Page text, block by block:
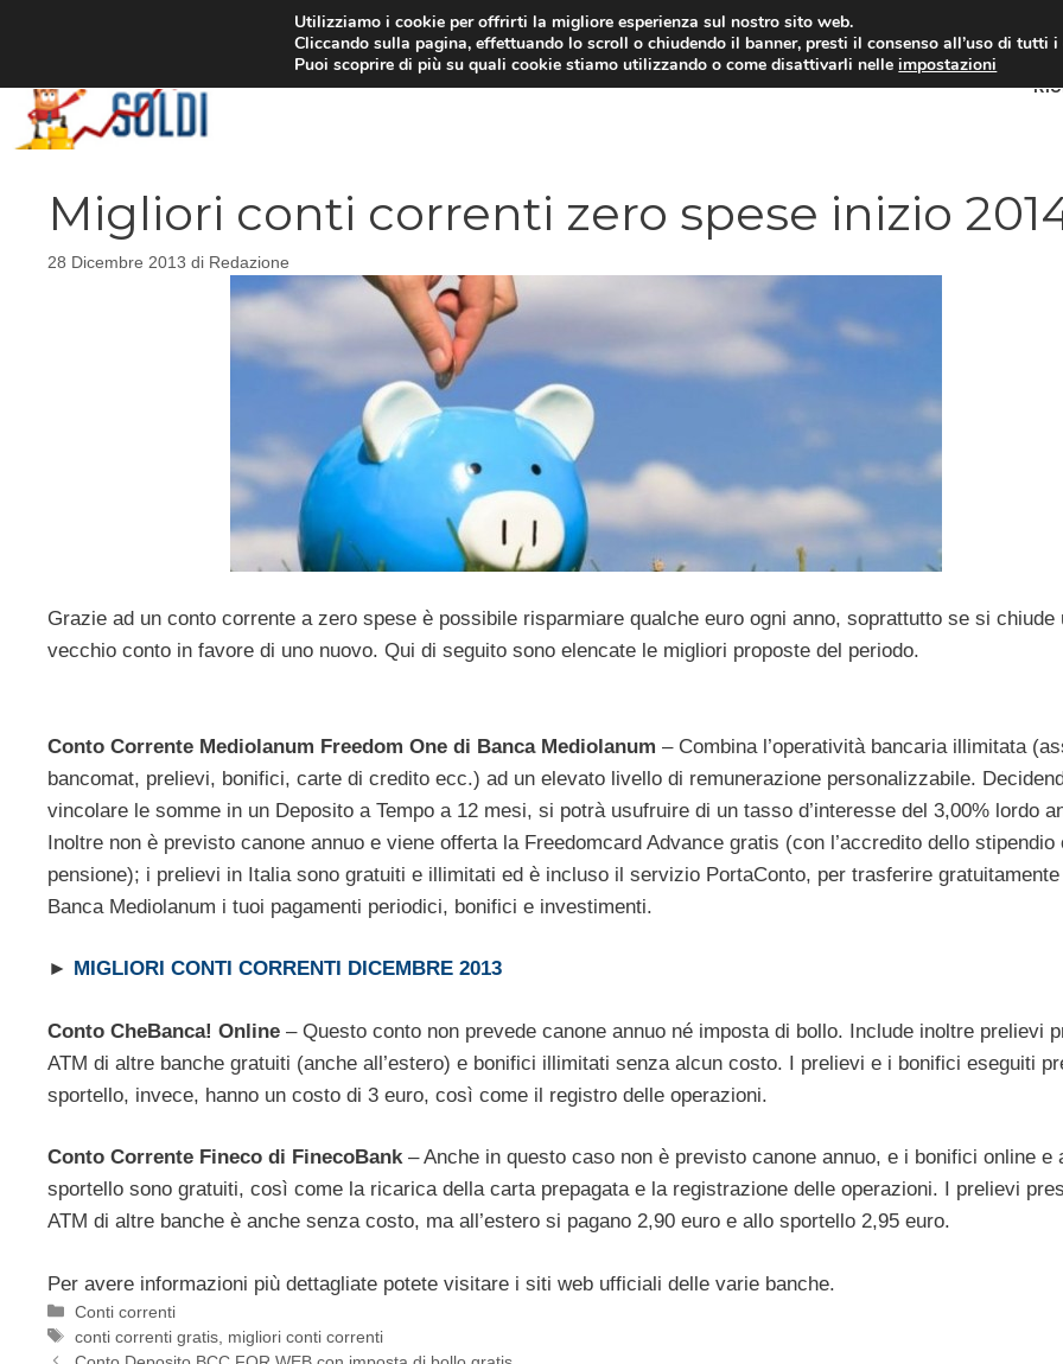
Migliori conti correnti zero spese inizio
28 Dicembre 2013 di Redazione
Grazie ad un conto corrente a zero spese è possibile risparmiare qualche euro ogni anno, soprattutto se si chiude
vecchio conto in favore di uno nuovo. Qui di seguito sono elencate le migliori proposte del periodo.
Conto Corrente Mediolanum Freedom One di Banca Mediolanum – Combina l’operatività bancaria illimitata
bancomat, prelievi, bonifici, carte di credito ecc.) ad un elevato livello di remunerazione personalizzabile.
vincolare le somme in un Deposito a Tempo a 12 mesi, si potrà usufruire di un tasso d’interesse del 3,00% lordo
Inoltre non è previsto canone annuo e viene offerta la Freedomcard Advance gratis (con l’accredito dello stipendio
pensione); i prelievi in Italia sono gratuiti e illimitati ed è incluso il servizio PortaConto, per trasferire
Banca Mediolanum i tuoi pagamenti periodici, bonifici e investimenti.
► MIGLIORI CONTI CORRENTI DICEMBRE 2013
Conto CheBanca! Online – Questo conto non prevede canone annuo né imposta di bollo. Include inoltre prelievi
ATM di altre banche gratuiti (anche all’estero) e bonifici illimitati senza alcun costo. I prelievi e i bonifici eseguiti
sportello, invece, hanno un costo di 3 euro, così come il registro delle operazioni.
Conto Corrente Fineco di FinecoBank– Anche in questo caso non è previsto canone annuo, e i bonifici online e
sportello sono gratuiti, così come la ricarica della carta prepagata e la registrazione delle operazioni. I prelievi
ATM di altre banche è anche senza costo, ma all’estero si pagano 2,90 euro e allo sportello 2,95 euro.
Per avere informazioni più dettagliate potete visitare i siti web ufficiali delle varie banche.
Categorie
Conti correnti
Tag
conti correnti gratis migliori conti correnti
Utilizziamo i cookie per offrirti la migliore esperienza sul nostro sito web.
Cliccando sulla pagina, effettuando lo scroll o chiudendo il banner, presti il consenso all’uso di tutti i
Puoi scoprire di più su quali cookie stiamo utilizzando o come disattivarli nelleimpostazioni